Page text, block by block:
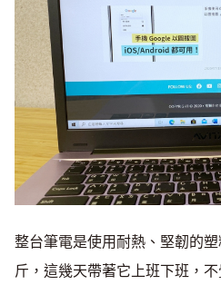
整台筆電是使用耐熱、堅韌的
斤，這幾天帶著它上班下班，